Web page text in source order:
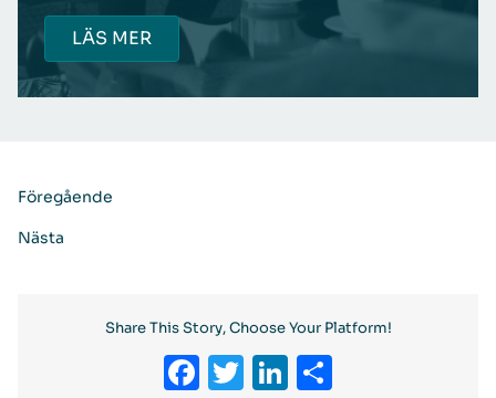
LÄS MER
Föregående
Nästa
Share This Story, Choose Your Platform!
Facebook
Twitter
LinkedIn